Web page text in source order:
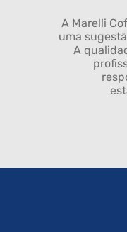
A Marelli
uma
A